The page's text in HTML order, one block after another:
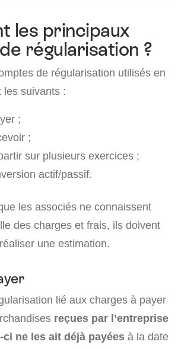
les principaux
régularisation ?
de régularisation utilisés en
les suivants :
;
;
sur plusieurs exercices ;
actif/passif.
les associés ne connaissent
des charges et frais, ils doivent
une estimation.
lié aux charges à payer
reçues par l’entreprise
ne les ait déjà payées à la date